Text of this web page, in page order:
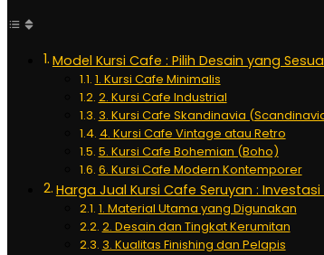
Model Kursi Cafe : Pilih Desain yang
1. Kursi Cafe Minimalis
2. Kursi Cafe Industrial
3. Kursi Cafe Skandinavia
4. Kursi Cafe Vintage atau Retro
5. Kursi Cafe Bohemian (Boho)
6. Kursi Cafe Modern Kontemporer
Harga Jual Kursi Cafe Seruyan :
1. Material Utama yang Digunakan
2. Desain dan Tingkat Kerumitan
3. Kualitas Finishing dan Pelapis